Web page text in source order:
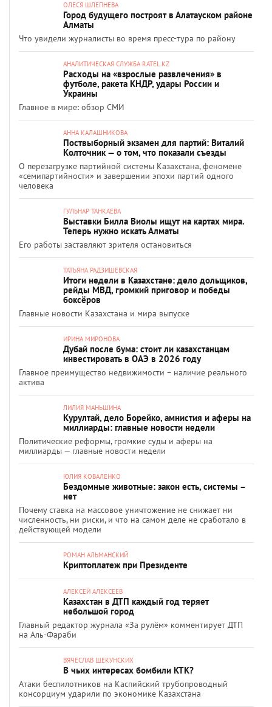
ОЛЕСЯ ШЛЕПНЕВА
Город будущего построят в Алатауском районе
Алматы
Что увидели журналисты во время пресс-тура по району
АНАЛИТИЧЕСКАЯ СЛУЖБА RATEL.KZ
Расходы на «взрослые развлечения» в
футболе, ракета КНДР, удары России и
Украины
Главное в мире: обзор СМИ
АННА КАЛАШНИКОВА
Поствыборный экзамен для партий: Виталий
Колточник — о том, что показали съезды
О перезагрузке партийной системы Казахстана, феномене
«семипартийности» и завершении эпохи партий одного
человека
ГУЛЬНАР ТАНКАЕВА
Выставки Билла Виолы ищут на картах мира.
Теперь нужно искать Алматы
Его работы заставляют зрителя остановиться
ТАТЬЯНА РАДЗИШЕВСКАЯ
Итоги недели в Казахстане: дело дольщиков,
рейды МВД, громкий приговор и победы
боксёров
Главные новости Казахстана и мира выпуске
ИРИНА МИРОНОВА
Дубай после бума: стоит ли казахстанцам
инвестировать в ОАЭ в 2026 году
Главное преимущество недвижимости – наличие реального
актива
ЛИЛИЯ МАНЬШИНА
Курултай, дело Борейко, амнистия и аферы на
миллиарды: главные новости недели
Политические реформы, громкие суды и аферы на
миллиарды — главные новости недели
ЮЛИЯ КОВАЛЕНКО
Бездомные животные: закон есть, системы –
нет
Почему ставка на массовое уничтожение не снижает ни
численность, ни риски, и что на самом деле не сработало в
действующей модели
РОМАН АЛЬМАНСКИЙ
Криптоплатеж при Президенте
АЛЕКСЕЙ АЛЕКСЕЕВ
Казахстан в ДТП каждый год теряет
небольшой город
Главный редактор журнала «За рулём» комментирует ДТП
на Аль-Фараби
ВЯЧЕСЛАВ ЩЕКУНСКИХ
В чьих интересах бомбили КТК?
Атаки беспилотников на Каспийский трубопроводный
консорциум ударили по экономике Казахстана